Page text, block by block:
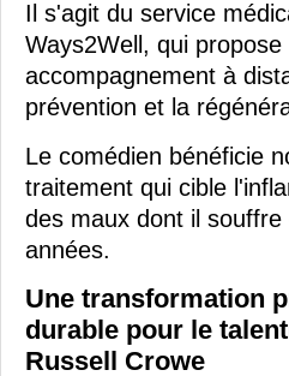
Il s'agit du service
Ways2Well, qui propose
accompagnement à
prévention et la
Le comédien bénéficie
traitement qui cible
des maux dont il souffre
années.
Une transformation
durable pour le
Russell Crowe